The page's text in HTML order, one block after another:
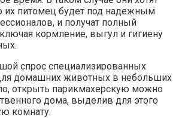
их питомец будет под надежным
и получат полный
кормление, выгул и гигиену
спрос специализированных
домашних животных в небольших
открыть парикмахерскую можно
дома, выделив для этого
комнату.